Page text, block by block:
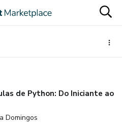
de Python: Do Iniciante ao
Domingos